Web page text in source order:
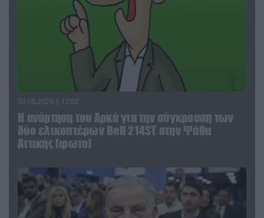
03.08.2026 | 12:02
Η ανάρτηση του Αρκά για την σύγκρουση των
δύο ελικοπτέρων Bell 214ST στην Ψάθα
Αττικής (φωτο)